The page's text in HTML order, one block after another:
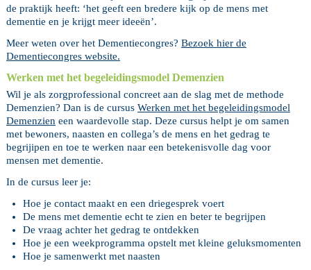
de praktijk heeft: ‘het geeft een bredere kijk op de mens met
dementie en je krijgt meer ideeën’.
Meer weten over het Dementiecongres? Bezoek hier de
Dementiecongres website.
Werken met het begeleidingsmodel Demenzien
Wil je als zorgprofessional concreet aan de slag met de methode
Demenzien? Dan is de cursus Werken met het begeleidingsmodel
Demenzien een waardevolle stap. Deze cursus helpt je om samen
met bewoners, naasten en collega’s de mens en het gedrag te
begrijipen en toe te werken naar een betekenisvolle dag voor
mensen met dementie.
In de cursus leer je:
Hoe je contact maakt en een driegesprek voert
De mens met dementie echt te zien en beter te begrijpen
De vraag achter het gedrag te ontdekken
Hoe je een weekprogramma opstelt met kleine geluksmomenten
Hoe je samenwerkt met naasten